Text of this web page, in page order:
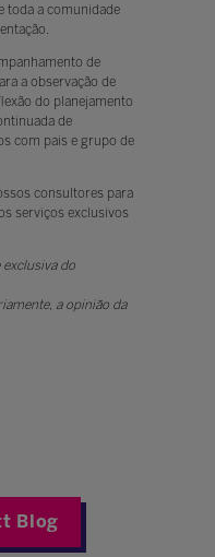
toda a comunidade
de
a observação de
do planejamento
de
com pais e grupo de
consultores para
serviços exclusivos
do
a opinião da
Blog